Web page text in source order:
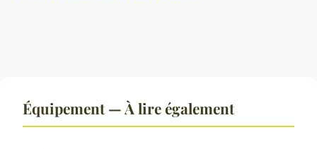
Équipement — À lire également